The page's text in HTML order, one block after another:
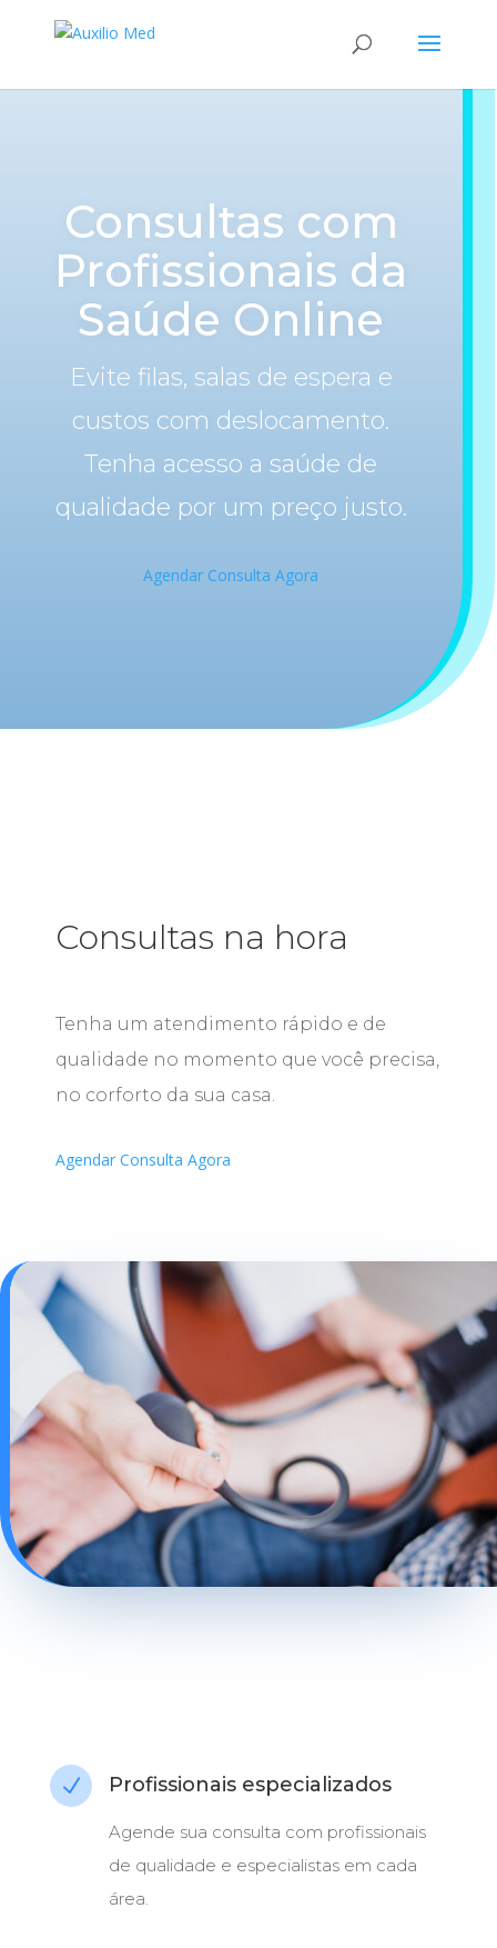
Consultas com
Profissionais da
Saúde Online
Evite filas, salas de espera e
custos com deslocamento.
Tenha acesso a saúde de
qualidade por um preço justo.
Agendar Consulta Agora
Consultas na hora
Tenha um atendimento rápido e de
qualidade no momento que você precisa,
no corforto da sua casa.
Agendar Consulta Agora
N Profissionais especializados
Agende sua consulta com profissionais
de qualidade e especialistas em cada
área.